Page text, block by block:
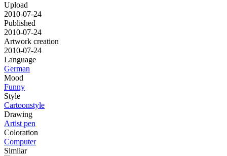
Upload
2010-07-24
Published
2010-07-24
Artwork creation
2010-07-24
Language
German
Mood
Funny
Style
Cartoonstyle
Drawing
Artist pen
Coloration
Computer
Similar